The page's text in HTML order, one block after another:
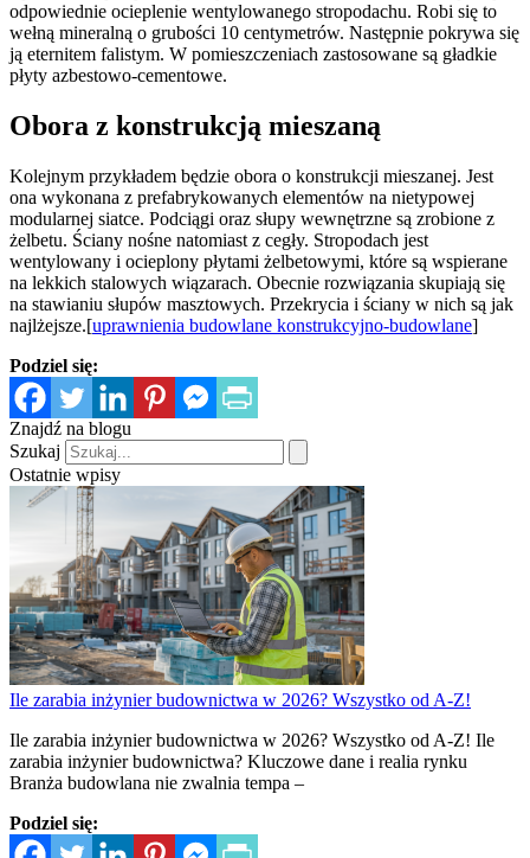
odpowiednie ocieplenie wentylowanego stropodachu. Robi się to
wełną mineralną o grubości 10 centymetrów. Następnie pokrywa się
ją eternitem falistym. W pomieszczeniach zastosowane są gładkie
płyty azbestowo-cementowe.
Obora z konstrukcją mieszaną
Kolejnym przykładem będzie obora o konstrukcji mieszanej. Jest
ona wykonana z prefabrykowanych elementów na nietypowej
modularnej siatce. Podciągi oraz słupy wewnętrzne są zrobione z
żelbetu. Ściany nośne natomiast z cegły. Stropodach jest
wentylowany i ocieplony płytami żelbetowymi, które są wspierane
na lekkich stalowych wiązarach. Obecnie rozwiązania skupiają się
na stawianiu słupów masztowych. Przekrycia i ściany w nich są jak
najlżejsze.[uprawnienia budowlane konstrukcyjno-budowlane]
Podziel się:
Znajdź na blogu
Szukaj
Ostatnie wpisy
Ile zarabia inżynier budownictwa w 2026? Wszystko od A-Z!
Ile zarabia inżynier budownictwa w 2026? Wszystko od A-Z! Ile
zarabia inżynier budownictwa? Kluczowe dane i realia rynku
Branża budowlana nie zwalnia tempa –
Podziel się: